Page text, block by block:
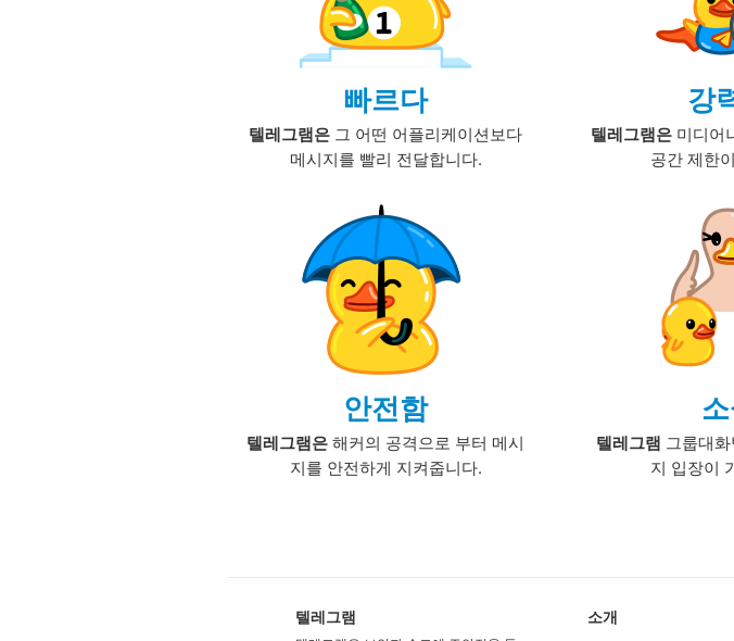
빠르다
텔레그램은 그 어떤 어플리케이션보다
메시지를 빨리 전달합니다.
강
텔레그램은 미디어
공간 제한
안전함
텔레그램은 해커의 공격으로 부터 메시
지를 안전하게 지켜줍니다.
텔레그램 그룹대
지 입장이
텔레그램
소개